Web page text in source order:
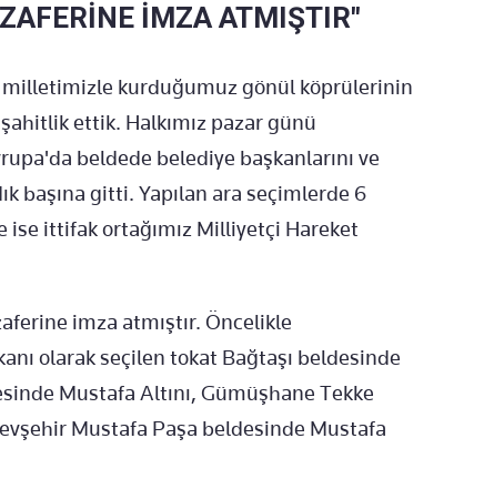
İMZA ATMIŞTIR"
milletimizle kurduğumuz gönül köprülerinin
ettik. Halkımız pazar günü
beldede belediye başkanlarını ve
başına gitti. Yapılan ara seçimlerde 6
ittifak ortağımız Milliyetçi Hareket
imza atmıştır. Öncelikle
olarak seçilen tokat Bağtaşı beldesinde
Mustafa Altını, Gümüşhane Tekke
Mustafa Paşa beldesinde Mustafa